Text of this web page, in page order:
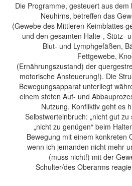
Die Programme, gesteuert aus dem
Neuhirns, betreffen das
(Gewebe des Mittleren Keimblattes
und den gesamten Halte-, Stütz-
Blut- und Lymphgefäßen,
Fettgewebe,
(Ernährungszustand) der
motorische Ansteuerung!). Die
Bewegungsapparat unterliegt
einem steten Auf- und
Nutzung. Konfliktiv geht es
Selbstwerteinbruch: „nicht gut zu
„nicht zu genügen“ beim
Bewegung mit einem konkreten
wenn ich jemanden nicht mehr
(muss nicht!) mit der
Schulter/des Oberarms